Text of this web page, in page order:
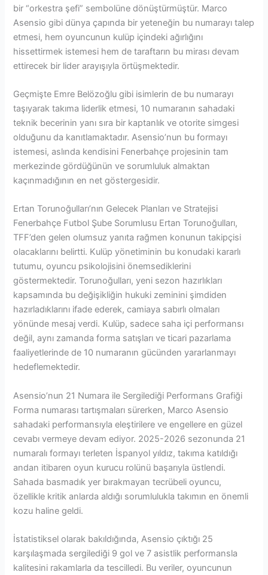
bir “orkestra şefi” sembolüne dönüştürmüştür. Marco
Asensio gibi dünya çapında bir yeteneğin bu numarayı talep
etmesi, hem oyuncunun kulüp içindeki ağırlığını
hissettirmek istemesi hem de taraftarın bu mirası devam
ettirecek bir lider arayışıyla örtüşmektedir.
Geçmişte Emre Belözoğlu gibi isimlerin de bu numarayı
taşıyarak takıma liderlik etmesi, 10 numaranın sahadaki
teknik becerinin yanı sıra bir kaptanlık ve otorite simgesi
olduğunu da kanıtlamaktadır. Asensio’nun bu formayı
istemesi, aslında kendisini Fenerbahçe projesinin tam
merkezinde gördüğünün ve sorumluluk almaktan
kaçınmadığının en net göstergesidir.
Ertan Torunoğulları’nın Gelecek Planları ve Stratejisi
Fenerbahçe Futbol Şube Sorumlusu Ertan Torunoğulları,
TFF’den gelen olumsuz yanıta rağmen konunun takipçisi
olacaklarını belirtti. Kulüp yönetiminin bu konudaki kararlı
tutumu, oyuncu psikolojisini önemsediklerini
göstermektedir. Torunoğulları, yeni sezon hazırlıkları
kapsamında bu değişikliğin hukuki zeminini şimdiden
hazırladıklarını ifade ederek, camiaya sabırlı olmaları
yönünde mesaj verdi. Kulüp, sadece saha içi performansı
değil, aynı zamanda forma satışları ve ticari pazarlama
faaliyetlerinde de 10 numaranın gücünden yararlanmayı
hedeflemektedir.
Asensio’nun 21 Numara ile Sergilediği Performans Grafiği
Forma numarası tartışmaları sürerken, Marco Asensio
sahadaki performansıyla eleştirilere ve engellere en güzel
cevabı vermeye devam ediyor. 2025-2026 sezonunda 21
numaralı formayı terleten İspanyol yıldız, takıma katıldığı
andan itibaren oyun kurucu rolünü başarıyla üstlendi.
Sahada basmadık yer bırakmayan tecrübeli oyuncu,
özellikle kritik anlarda aldığı sorumlulukla takımın en önemli
kozu haline geldi.
İstatistiksel olarak bakıldığında, Asensio çıktığı 25
karşılaşmada sergilediği 9 gol ve 7 asistlik performansla
kalitesini rakamlarla da tescilledi. Bu veriler, oyuncunun